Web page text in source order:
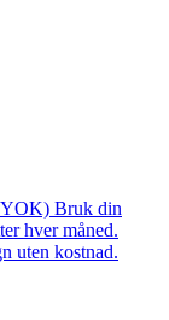
Bruk din
hver måned.
uten kostnad.